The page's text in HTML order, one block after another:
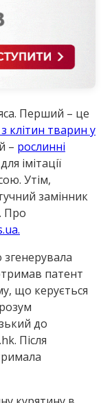
Перший – це
тварин у
– рослинні
імітації
Утім,
замінник
Про
патент
що керується
до
Після